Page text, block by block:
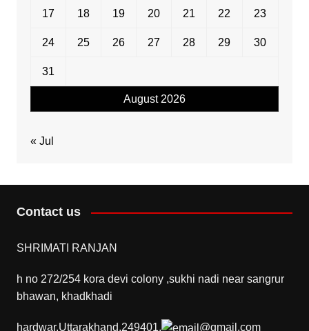
August 2026
17 18 19 20 21 22 23
24 25 26 27 28 29 30
31
« Jul
Contact us
SHRIMATI RANJAN
h no 272/254 kora devi colony ,sukhi nadi near sangrur
bhawan, khadkhadi
hardwar,Uttarakhand,249401, @gmail.com